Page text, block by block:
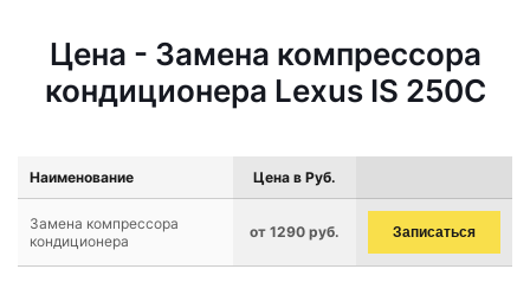
Цена - Замена компрессора
кондиционера Lexus IS 250C
Наименование Цена в Руб.
Замена компрессора
кондиционера
от 1290 руб. Записаться